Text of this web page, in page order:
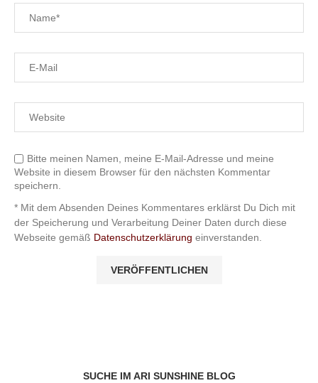
Bitte meinen Namen, meine E-Mail-Adresse und meine
Website in diesem Browser für den nächsten Kommentar
speichern.
* Mit dem Absenden Deines Kommentares erklärst Du Dich mit
der Speicherung und Verarbeitung Deiner Daten durch diese
Webseite gemäß Datenschutzerklärung einverstanden.
SUCHE IM ARI SUNSHINE BLOG